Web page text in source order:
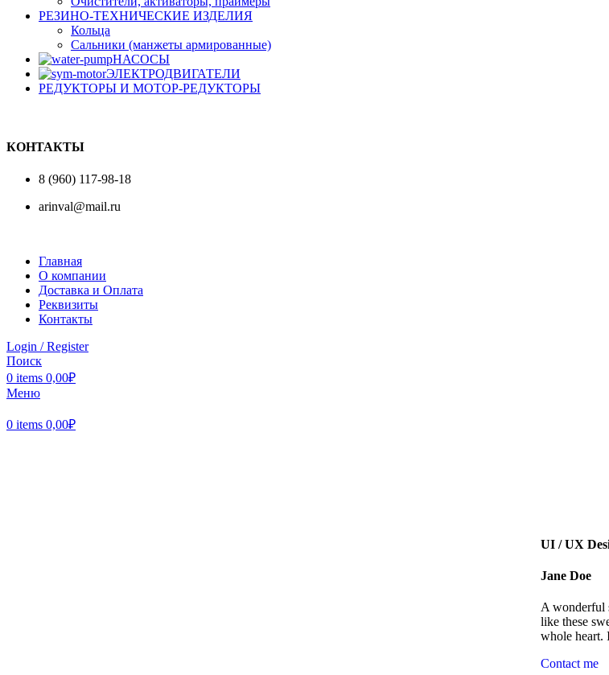
РЕЗИНО-ТЕХНИЧЕСКИЕ ИЗДЕЛИЯ
Кольца
Сальники (манжеты армированные)
НАСОСЫ
ЭЛЕКТРОДВИГАТЕЛИ
РЕДУКТОРЫ И МОТОР-РЕДУКТОРЫ
КОНТАКТЫ
8 (960) 117-98-18
arinval@mail.ru
Главная
О компании
Доставка и Оплата
Реквизиты
Контакты
Login / Register
Поиск
0 items 0,00₽
Меню
0 items 0,00₽
UI / UX
Jane Doe
A wonderful
like these
whole heart.
Contact me